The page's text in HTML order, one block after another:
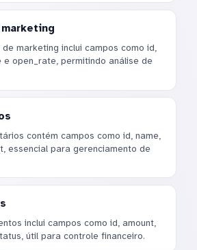
marketing inclui campos como id,
e open_rate, permitindo análise de
contém campos como id, name,
essencial para gerenciamento de
inclui campos como id, amount,
útil para controle financeiro.